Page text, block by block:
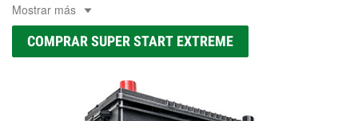
Mostrar más
COMPRAR SUPER START EXTREME